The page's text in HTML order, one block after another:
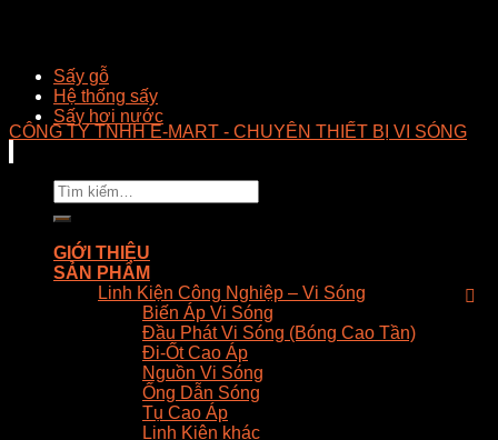
Sấy gỗ
Hệ thống sấy
Sấy hơi nước
CÔNG TY TNHH E-MART - CHUYÊN THIẾT BỊ VI SÓNG
Tìm
kiếm:
GIỚI THIỆU
SẢN PHẨM
Linh Kiện Công Nghiệp – Vi Sóng
Biến Áp Vi Sóng
Đầu Phát Vi Sóng (Bóng Cao Tần)
Đi-Ốt Cao Áp
Nguồn Vi Sóng
Ống Dẫn Sóng
Tụ Cao Áp
Linh Kiện khác